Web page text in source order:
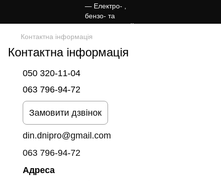
Контактна інформація
Контактна інформація
050 320-11-04
063 796-94-72
Замовити дзвінок
din.dnipro@gmail.com
063 796-94-72
Адреса